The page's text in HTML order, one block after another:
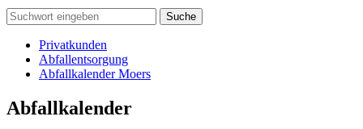
Suche
Privatkunden
Abfallentsorgung
Abfallkalender Moers
Abfallkalender